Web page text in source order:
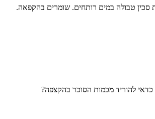
סכין טבולה במים רותחים. שומרים בהקפאה.
להוריד מכמות הסוכר בהקצפה?